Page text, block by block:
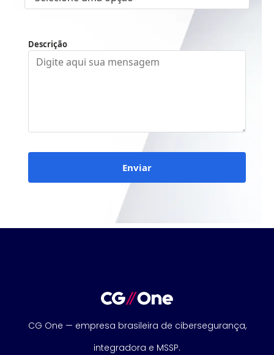
Descrição
Enviar
CG One — empresa brasileira de cibersegurança,
integradora e MSSP.